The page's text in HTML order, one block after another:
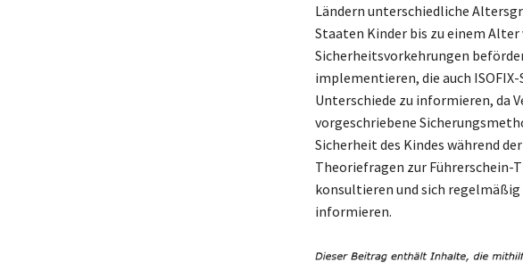
Ländern unterschiedliche
Staaten Kinder bis zu einem
Sicherheitsvorkehrungen
implementieren, die auch
Unterschiede zu informieren, da
vorgeschriebene
Sicherheit des Kindes während
Theoriefragen zur Führerschein-
konsultieren und sich
informieren.